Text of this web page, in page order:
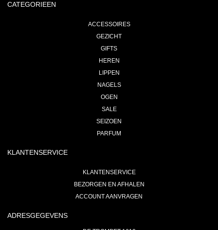
CATEGORIEEN
ACCESSOIRES
GEZICHT
GIFTS
HEREN
LIPPEN
NAGELS
OGEN
SALE
SEIZOEN
PARFUM
KLANTENSERVICE
KLANTENSERVICE
BEZORGEN EN AFHALEN
ACCOUNT AANVRAGEN
ADRESGEGEVENS